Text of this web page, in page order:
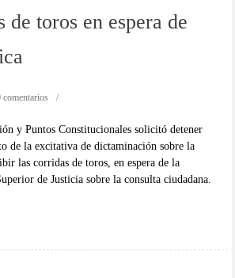
de toros en espera de
comentarios
y Puntos Constitucionales solicitó detener
de la excitativa de dictaminación sobre la
las corridas de toros, en espera de la
de Justicia sobre la consulta ciudadana.